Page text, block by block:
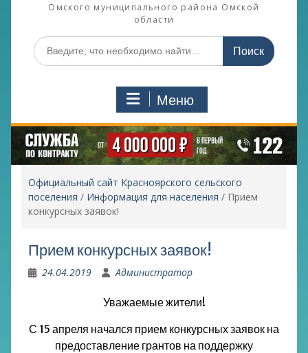
Омского муниципального района Омской
области
Поиск
по:
Меню
Официальный сайт Красноярского сельского
поселения / Информация для населения / Прием
конкурсных заявок!
Прием конкурсных заявок!
24.04.2019 Администратор
Уважаемые жители!
С 15 апреля начался прием конкурсных заявок на
предоставление грантов на поддержку